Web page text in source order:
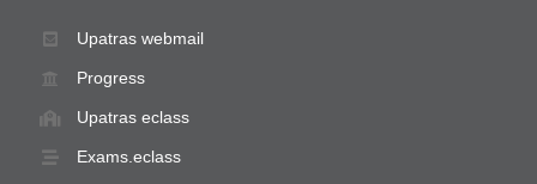
Upatras webmail
Progress
Upatras eclass
Exams.eclass